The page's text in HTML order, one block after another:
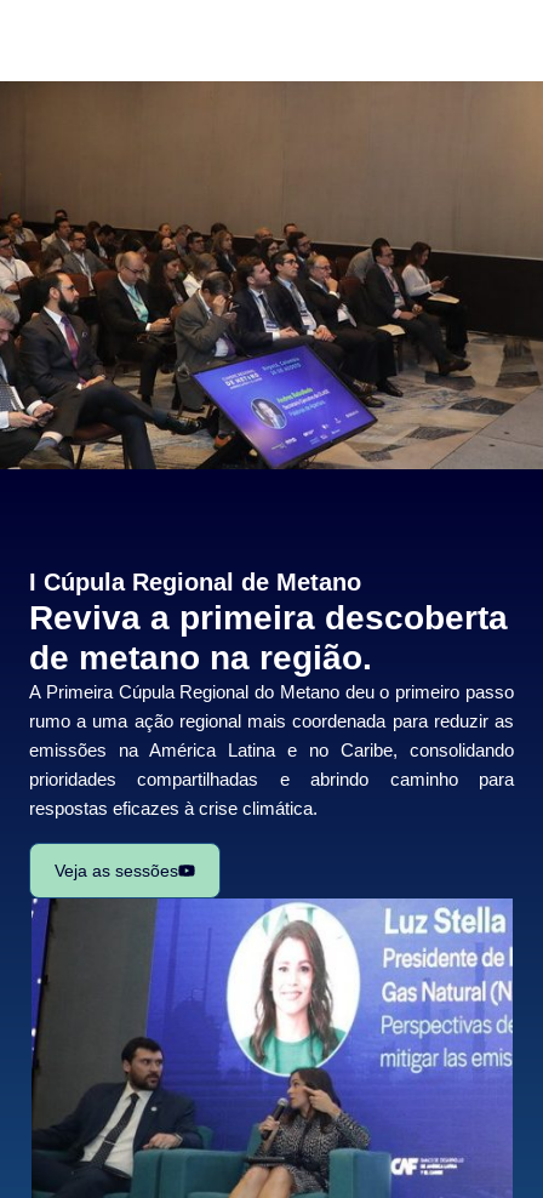
I Cúpula Regional de Metano
Reviva a primeira descoberta
de metano na região.
A Primeira Cúpula Regional do Metano deu o primeiro passo
rumo a uma ação regional mais coordenada para reduzir as
emissões na América Latina e no Caribe, consolidando
prioridades compartilhadas e abrindo caminho para
respostas eficazes à crise climática.
Veja as sessões